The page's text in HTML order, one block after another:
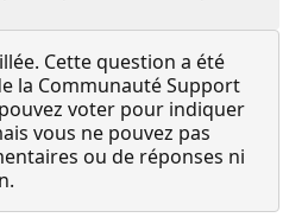
Cette question a été
la Communauté Support
voter pour indiquer
vous ne pouvez pas
ou de réponses ni